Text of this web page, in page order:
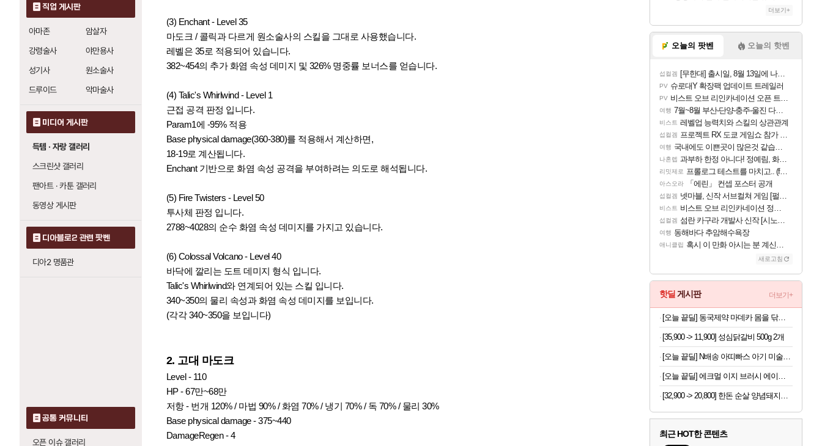
직업 게시판
아마존
암살자
강령술사
야만용사
성기사
원소술사
드루이드
악마술사
미디어 게시판
득템 · 자랑 갤러리
스크린샷 갤러리
팬아트 · 카툰 갤러리
동영상 게시판
디아블로2 관련 팟벤
디아2 명품관
공통 커뮤니티
오픈 이슈 갤러리
(3) Enchant - Level 35
마도크 / 콜릭과 다르게 원소술사의 스킬을 그대로 사용했습니다.
레벨은 35로 적용되어 있습니다.
382~454의 추가 화염 속성 데미지 및 326% 명중률 보너스를 얻습니다.
(4) Talic's Whirlwind - Level 1
근접 공격 판정 입니다.
Param1에 -95% 적용
Base physical damage(360-380)를 적용해서 계산하면,
18-19로 계산됩니다.
Enchant 기반으로 화염 속성 공격을 부여하려는 의도로 해석됩니다.
(5) Fire Twisters - Level 50
투사체 판정 입니다.
2788~4028의 순수 화염 속성 데미지를 가지고 있습니다.
(6) Colossal Volcano - Level 40
바닥에 깔리는 도트 데미지 형식 입니다.
Talic's Whirlwind와 연계되어 있는 스킬 입니다.
340~350의 물리 속성과 화염 속성 데미지를 보입니다.
(각각 340~350을 보입니다)
2. 고대 마도크
Level - 110
HP - 67만~68만
저항 - 번개 120% / 마법 90% / 화염 70% / 냉기 70% / 독 70% / 물리 30%
Base physical damage - 375~440
DamageRegen - 4
더보기+
오늘의 팟벤 오늘의 핫벤
섭컬겜 [무한대] 출시일, 8월 13일에 나오나
PV 슈로대Y 확장팩 업데이트 트레일러
PV 비스트 오브 리인카네이션 오픈 트레일러
여행 7월~8월 부산-단양-충주-울진 다녀왔어요~
비스트 레벨업 능력치와 스킬의 상관관계
섭컬겜 프로젝트 RX 도쿄 게임쇼 참가 결정
여행 국내에도 이쁜곳이 많은것 같습니다
나혼렙 과부하 한정 아니다! 정예림, 화속성 서포터 세대 교체
리밋제로 프롤로그 테스트를 마치고.. (feat. 리아)
아스오라 「에린」 컨셉 포스터 공개
섭컬겜 넷마블, 신작 서브컬쳐 게임 [펄 인 블루] 티저 사이트 오픈
비스트 비스트 오브 리인카네이션 정보/공략글 모음
섭컬겜 섬란 카구라 개발사 신작 [시노비 넥서스] 연내 출시 예정
여행 동해바다 추암해수욕장
애니클립 혹시 이 만화 아시는 분 계신가요
새로고침
핫딜 게시판 더보기+
[오늘 끝딜] 동국제약 마데카 몸을 닦자 데오 쿨시트 15매 5개, 10개 택1 / 겨드랑이 쿨링시트 샤워 땀티슈 머스크향
[35,900 -> 11,900] 성심닭갈비 500g 2개
[32,900 -> 20,800] 한돈 순살 양념돼지갈비 300g 5개
최근 HOT한 콘텐츠